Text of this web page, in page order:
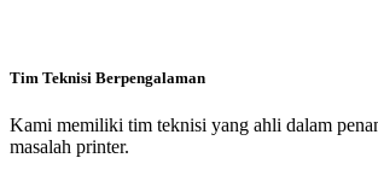
Tim Teknisi Berpengalaman
Kami memiliki tim teknisi yang ahli dalam
masalah printer.